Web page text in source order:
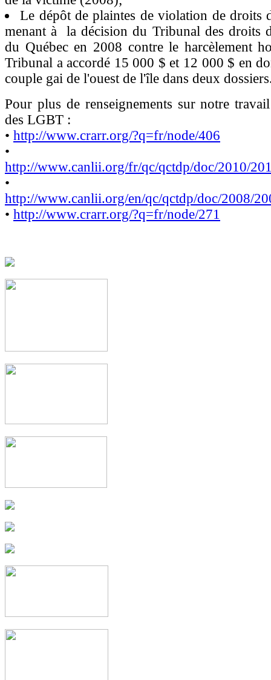
Le dépôt de plaintes de violation de droits
menant à la décision du Tribunal des droits
du Québec en 2008 contre le harcèlement
Tribunal a accordé 15 000 $ et 12 000 $ en
couple gai de l'ouest de l'île dans deux
Pour plus de renseignements sur notre
des LGBT :
• http://www.crarr.org/?q=fr/node/406
•
http://www.canlii.org/fr/qc/qctdp/doc/2010/
•
http://www.canlii.org/en/qc/qctdp/doc/2008/
• http://www.crarr.org/?q=fr/node/271